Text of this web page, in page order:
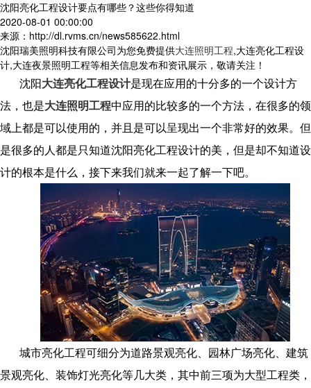
沈阳亮化工程设计要点有哪些？这些你得知道
2020-08-01 00:00:00
来源：http://dl.rvms.cn/news585622.html
沈阳瑞美照明科技有限公司为您免费提供大连照明工程,大连亮化工程设
计,大连夜景照明工程等相关信息发布和资讯展示，敬请关注！
沈阳大连亮化工程设计是现在应用的十分多的一个设计方
法，也是大连照明工程中应用的比较多的一个方法，在很多的领
域上都是可以使用的，并且是可以呈现出一个非常好的效果。但
是很多的人都是只知道沈阳亮化工程设计的美，但是却不知道设
计的根本是什么，接下来我们就来一起了解一下吧。
城市亮化工程可细分为道路景观亮化、园林广场亮化、建筑
景观亮化、装饰灯光亮化等几大类，其中前三项为大型工程类，